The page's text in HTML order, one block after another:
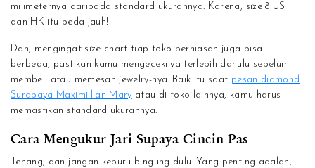
milimeternya daripada standard ukurannya. Karena, size 8 US
dan HK itu beda jauh!
Dan, mengingat size chart tiap toko perhiasan juga bisa
berbeda, pastikan kamu mengeceknya terlebih dahulu sebelum
membeli atau memesan jewelry-nya. Baik itu saat pesan diamond
Surabaya Maximillian Mary atau di toko lainnya, kamu harus
memastikan standard ukurannya.
Cara Mengukur Jari Supaya Cincin Pas
Tenang, dan jangan keburu bingung dulu. Yang penting adalah,